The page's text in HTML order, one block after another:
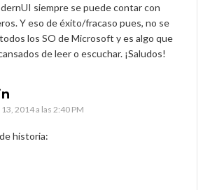
siempre se puede contar con
Y eso de éxito/fracaso pues, no se
los SO de Microsoft y es algo que
de leer o escuchar. ¡Saludos!
2014 a las 2:40 PM
historia: